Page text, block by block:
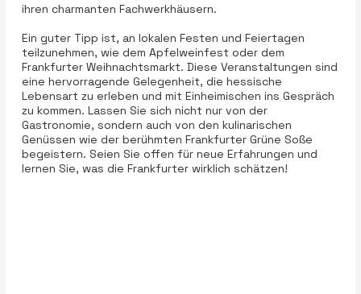
ihren charmanten Fachwerkhäusern.
Ein guter Tipp ist, an lokalen Festen und Feiertagen
teilzunehmen, wie dem Apfelweinfest oder dem
Frankfurter Weihnachtsmarkt. Diese Veranstaltungen sind
eine hervorragende Gelegenheit, die hessische
Lebensart zu erleben und mit Einheimischen ins Gespräch
zu kommen. Lassen Sie sich nicht nur von der
Gastronomie, sondern auch von den kulinarischen
Genüssen wie der berühmten Frankfurter Grüne Soße
begeistern. Seien Sie offen für neue Erfahrungen und
lernen Sie, was die Frankfurter wirklich schätzen!